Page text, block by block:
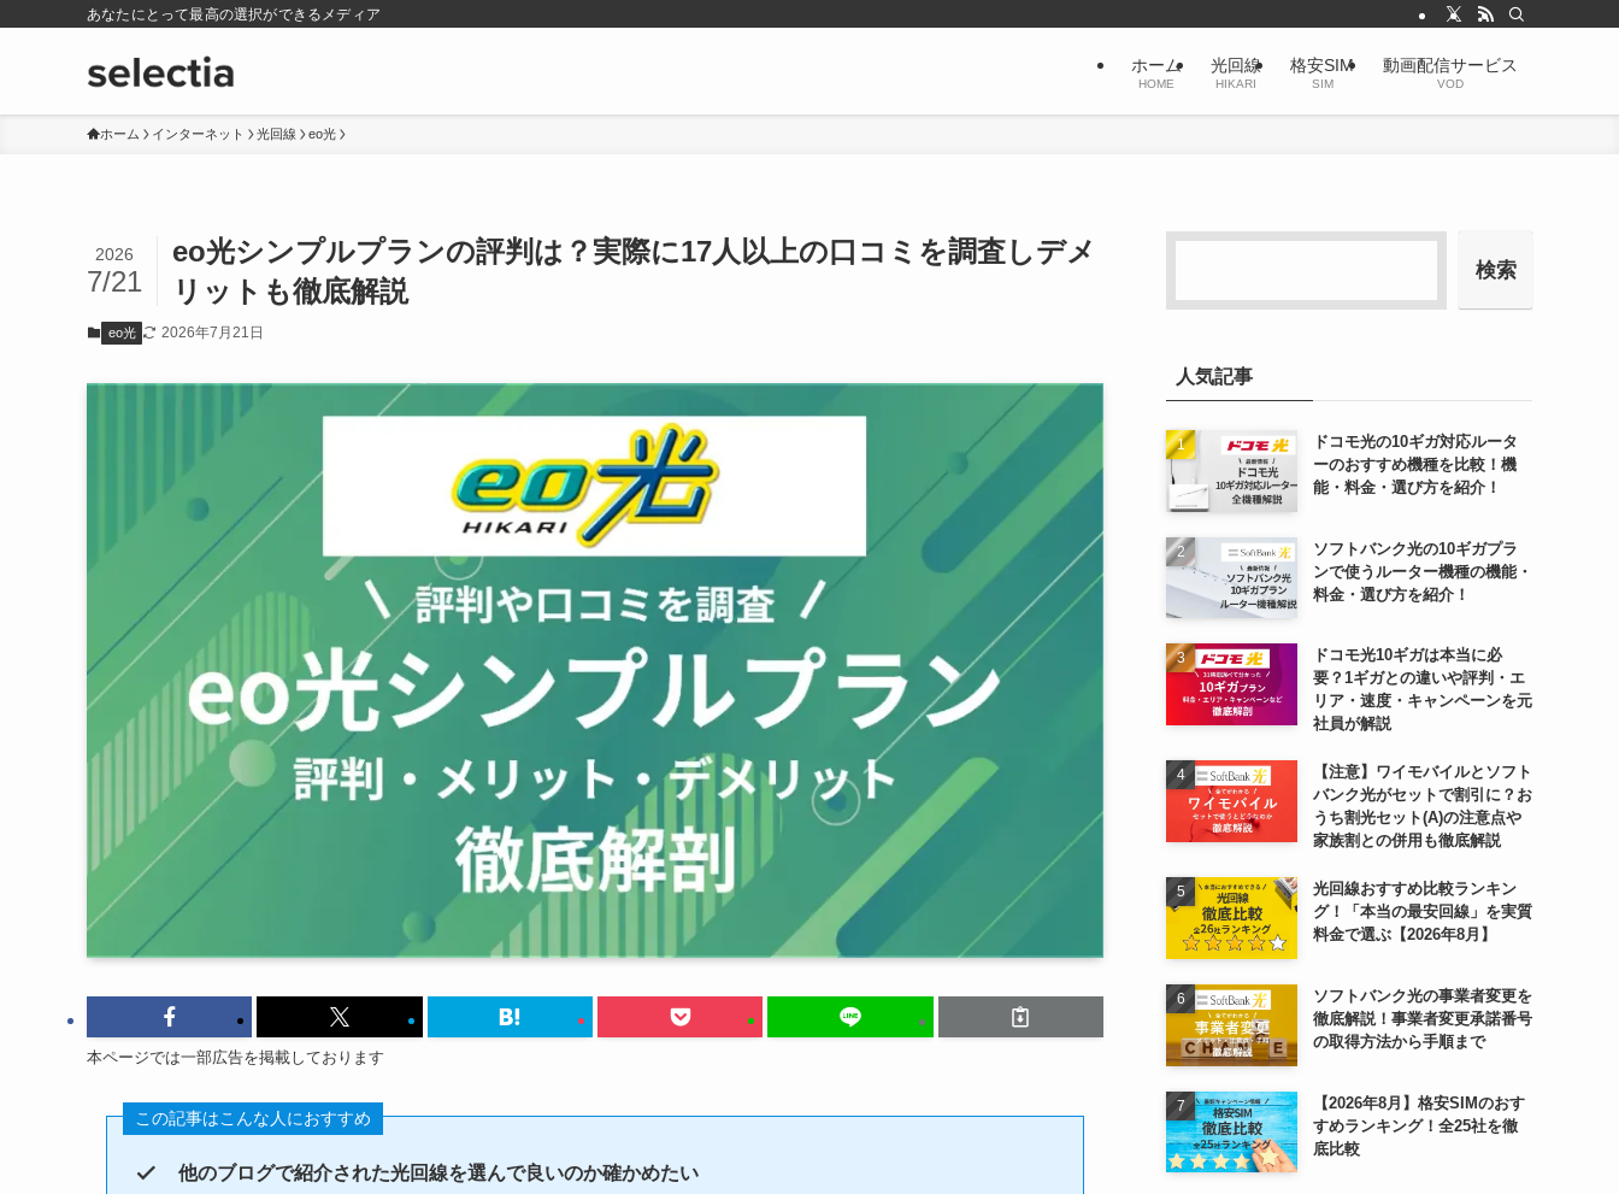
あなたにとって最高の選択ができるメディア
ホーム
HOME
光回線
HIKARI
格安SIM
SIM
動画配信サービス
VOD
ホーム インターネット 光回線 eo光
eo光シンプルプランの評判は？実際に17人以上の口コミを調査しデメ
リットも徹底解説
2026
7/21
eo光 2026年7月21日
本ページでは一部広告を掲載しております
この記事はこんな人におすすめ
他のブログで紹介された光回線を選んで良いのか確かめたい
検索
人気記事
ドコモ光の10ギガ対応ルータ
ーのおすすめ機種を比較！機
能・料金・選び方を紹介！
ソフトバンク光の10ギガプラ
ンで使うルーター機種の機能・
料金・選び方を紹介！
ドコモ光10ギガは本当に必
要？1ギガとの違いや評判・エ
リア・速度・キャンペーンを元
社員が解説
【注意】ワイモバイルとソフト
バンク光がセットで割引に？お
うち割光セット(A)の注意点や
家族割との併用も徹底解説
光回線おすすめ比較ランキン
グ！「本当の最安回線」を実質
料金で選ぶ【2026年8月】
ソフトバンク光の事業者変更を
徹底解説！事業者変更承諾番号
の取得方法から手順まで
【2026年8月】格安SIMのおす
すめランキング！全25社を徹
底比較